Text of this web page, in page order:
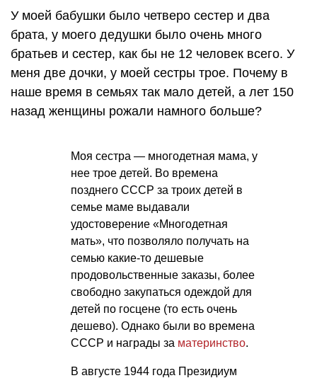
У моей бабушки было четверо сестер и два
брата, у моего дедушки было очень много
братьев и сестер, как бы не 12 человек всего. У
меня две дочки, у моей сестры трое. Почему в
наше время в семьях так мало детей, а лет 150
назад женщины рожали намного больше?
Моя сестра — многодетная мама, у
нее трое детей. Во времена
позднего СССР за троих детей в
семье маме выдавали
удостоверение «Многодетная
мать», что позволяло получать на
семью какие-то дешевые
продовольственные заказы, более
свободно закупаться одеждой для
детей по госцене (то есть очень
дешево). Однако были во времена
СССР и награды за материнство.
В августе 1944 года Президиум